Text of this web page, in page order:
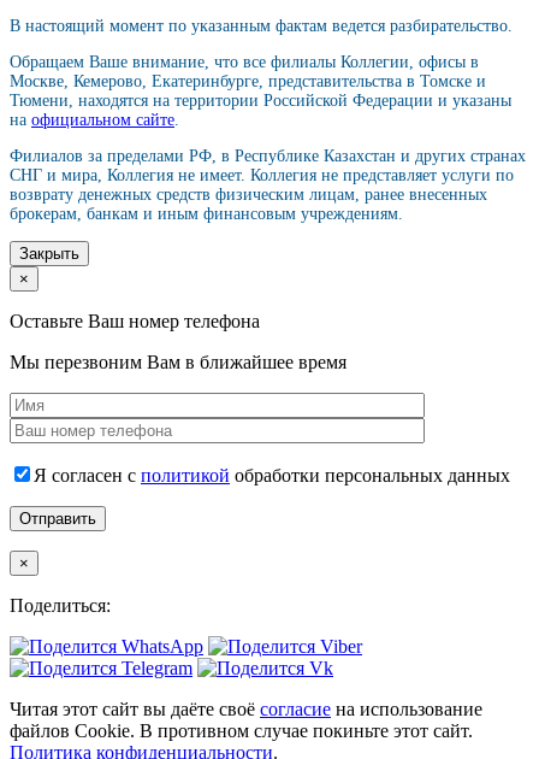
В настоящий момент по указанным фактам ведется разбирательство.
Обращаем Ваше внимание, что все филиалы Коллегии, офисы в
Москве, Кемерово, Екатеринбурге, представительства в Томске и
Тюмени, находятся на территории Российской Федерации и указаны
на официальном сайте
Филиалов за пределами РФ, в Республике Казахстан и других странах
СНГ и мира, Коллегия не имеет. Коллегия не представляет услуги по
возврату денежных средств физическим лицам, ранее внесенных
брокерам, банкам и иным финансовым учреждениям.
Закрыть
×
Оставьте Ваш номер телефона
Мы перезвоним Вам в ближайшее время
Я согласен с политикой обработки персональных данных
×
Поделиться:
Читая этот сайт вы даёте своё согласие на использование
файлов Cookie. В противном случае покиньте этот сайт.
Политика конфиденциальности.